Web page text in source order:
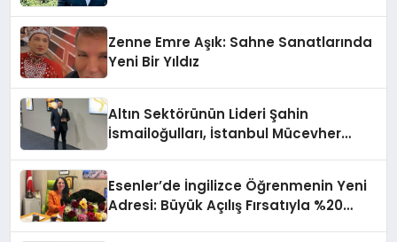
Zenne Emre Aşık: Sahne Sanatlarında
Yeni Bir Yıldız
Altın Sektörünün Lideri Şahin
İsmailoğulları, İstanbul Mücevher
Esenler’de İngilizce Öğrenmenin Yeni
Adresi: Büyük Açılış Fırsatıyla %20